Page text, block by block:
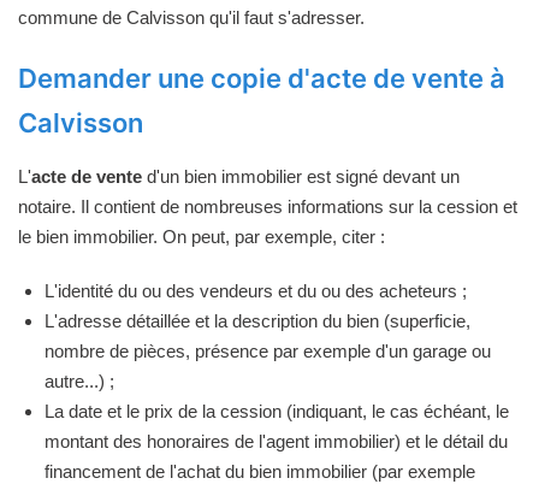
commune de Calvisson qu'il faut s'adresser.
Demander une copie d'acte de vente à
Calvisson
L'acte de vente d'un bien immobilier est signé devant un
notaire. Il contient de nombreuses informations sur la cession et
le bien immobilier. On peut, par exemple, citer :
L'identité du ou des vendeurs et du ou des acheteurs ;
L'adresse détaillée et la description du bien (superficie,
nombre de pièces, présence par exemple d'un garage ou
autre...) ;
La date et le prix de la cession (indiquant, le cas échéant, le
montant des honoraires de l'agent immobilier) et le détail du
financement de l'achat du bien immobilier (par exemple